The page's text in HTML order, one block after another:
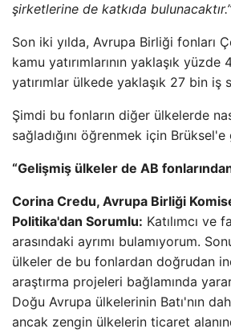
şirketlerine de katkıda bulunacaktır.”
Son iki yılda, Avrupa Birliği fonları
kamu yatırımlarının yaklaşık yüzde
yatırımlar ülkede yaklaşık 27 bin iş
Şimdi bu fonların diğer ülkelerde
sağladığını öğrenmek için
“Gelişmiş ülkeler de AB
Corina Credu, Avrupa Birliği
Politika'dan Sorumlu: Katılımcı ve
arasındaki ayrımı bulamıyorum.
ülkeler de bu fonlardan doğrudan
araştırma projeleri bağlamında
Doğu Avrupa ülkelerinin Batı'nın
ancak zengin ülkelerin ticaret